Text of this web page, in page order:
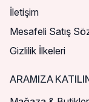
İletişim
Mesafeli Satış
Gizlilik İlkeleri
ARAMIZA